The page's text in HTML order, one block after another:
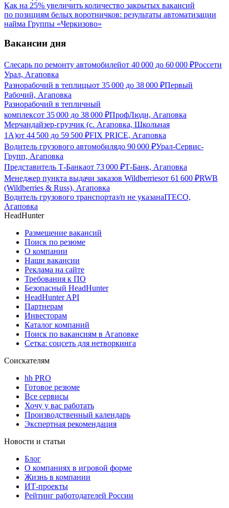
Как на 25% увеличить количество закрытых вакансий
по позициям белых воротничков: результаты автоматизации
найма Группы «Черкизово»
Вакансии дня
Слесарь по ремонту автомобилейот 40 000 до 60 000 ₽Россети
Урал, Агаповка
Разнорабочий в теплицыот 35 000 до 38 000 ₽Первый
Рабочий, Агаповка
Разнорабочий в тепличный
комплексот 35 000 до 38 000 ₽ПрофЛюди, Агаповка
Мерчандайзер-грузчик (с. Агаповка, Школьная
1А)от 44 500 до 59 500 ₽FIX PRICE, Агаповка
Водитель грузового автомобилядо 90 000 ₽Урал-Сервис-
Групп, Агаповка
Представитель Т-Банкаот 73 000 ₽Т-Банк, Агаповка
Менеджер пункта выдачи заказов Wildberriesот 61 600 ₽RWB
(Wildberries & Russ), Агаповка
Водитель грузового транспортаз/п не указанаITECO,
Агаповка
HeadHunter
Размещение вакансий
Поиск по резюме
О компании
Наши вакансии
Реклама на сайте
Требования к ПО
Безопасный HeadHunter
HeadHunter API
Партнерам
Инвесторам
Каталог компаний
Поиск по вакансиям в Агаповке
Сетка: соцсеть для нетворкинга
Соискателям
hh PRO
Готовое резюме
Все сервисы
Хочу у вас работать
Производственный календарь
Экспертная рекомендация
Новости и статьи
Блог
О компаниях в игровой форме
Жизнь в компании
ИТ-проекты
Рейтинг работодателей России